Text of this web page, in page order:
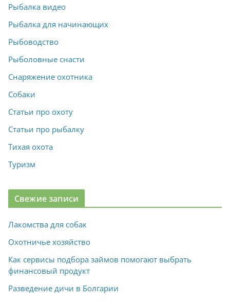
Рыбалка видео
Рыбалка для начинающих
Рыбоводство
Рыболовные снасти
Снаряжение охотника
Собаки
Статьи про охоту
Статьи про рыбалку
Тихая охота
Туризм
Свежие записи
Лакомства для собак
Охотничье хозяйство
Как сервисы подбора займов помогают выбрать
финансовый продукт
Разведение дичи в Болгарии